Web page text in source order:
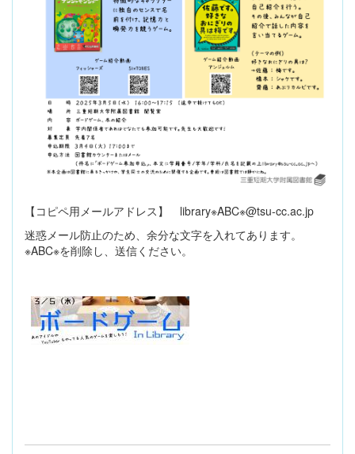
【コピペ用メールアドレス】 library※ABC※@tsu-cc.ac.jp
迷惑メール防止のため、余分な文字を入れてあります。
※ABC※を削除し、送信ください。